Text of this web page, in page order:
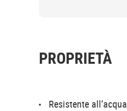
PROPRIETÀ
Resistente all’acqua